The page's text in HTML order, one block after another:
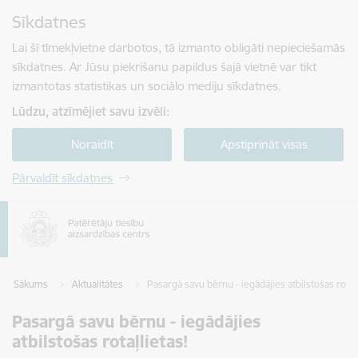
Sīkdatnes
Lai šī tīmekļvietne darbotos, tā izmanto obligāti nepieciešamās
sīkdatnes. Ar Jūsu piekrišanu papildus šajā vietnē var tikt
izmantotas statistikas un sociālo mediju sīkdatnes.
Lūdzu, atzīmējiet savu izvēli:
Noraidīt Apstiprināt visas
Pārvaldīt sīkdatnes
Sākums Aktualitātes Pasargā savu bērnu - iegādājies atbilstošas
Pasargā savu bērnu - iegādājies
atbilstošas rotaļlietas!